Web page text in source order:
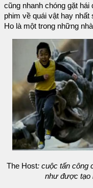
cũng nhanh chóng gặt hái
phim về quái vật hay nhất
Ho là một trong những
The Host: cuộc tấn công
như được tạo